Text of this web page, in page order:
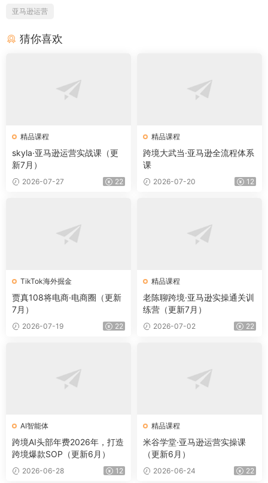
亚马逊运营
猜你喜欢
精品课程
skyla·亚马逊运营实战课（更
新7月）
2026-07-27 22
精品课程
跨境大武当·亚马逊全流程体系
课
2026-07-20 12
TikTok海外掘金
贾真108将电商·电商圈（更新
7月）
2026-07-19 22
精品课程
老陈聊跨境·亚马逊实操通关训
练营（更新7月）
2026-07-02 22
AI智能体
跨境AI头部年费2026年，打造
跨境爆款SOP（更新6月）
2026-06-28 12
精品课程
米谷学堂·亚马逊运营实操课
（更新6月）
2026-06-24 22